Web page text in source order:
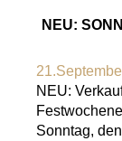
NEU:
NEU:
Sonntag,